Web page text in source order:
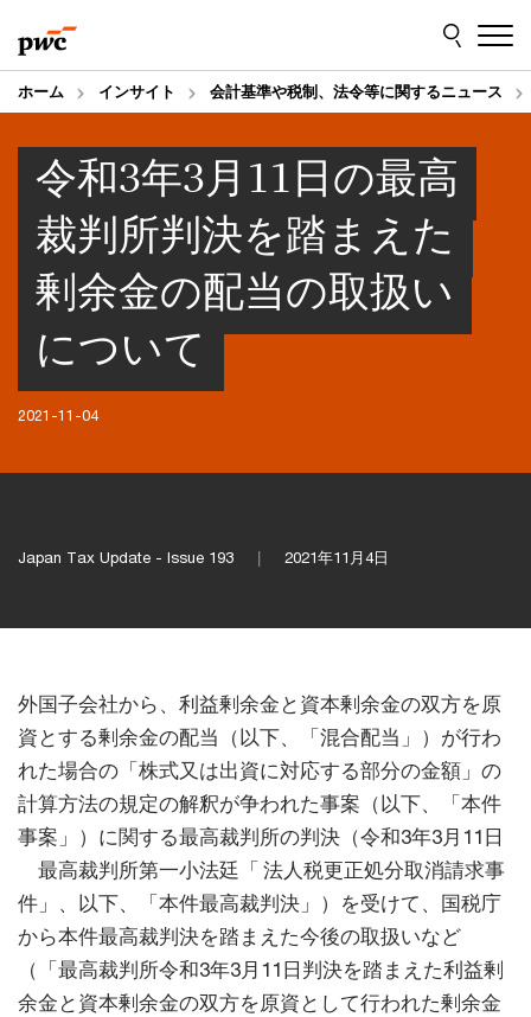
to
content
to
footer
ホーム インサイト 会計基準や税制、法令等に関するニュース
令和3年3月11日の最高
裁判所判決を踏まえた
剰余金の配当の取扱い
について
2021-11-04
Japan Tax Update - Issue 193 2021年11月4日
外国子会社から、利益剰余金と資本剰余金の双方を原
資とする剰余金の配当（以下、「混合配当」）が行わ
れた場合の「株式又は出資に対応する部分の金額」の
計算方法の規定の解釈が争われた事案（以下、「本件
事案」）に関する最高裁判所の判決（令和3年3月11日
最高裁判所第一小法廷「 法人税更正処分取消請求事
件」、以下、「本件最高裁判決」）を受けて、国税庁
から本件最高裁判決を踏まえた今後の取扱いなど
（「最高裁判所令和3年3月11日判決を踏まえた利益剰
余金と資本剰余金の双方を原資として行われた剰余金